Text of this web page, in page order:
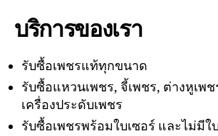
บริการของเรา
รับซื้อเพชรแท้ทุกขนาด
รับซื้อแหวนเพชร, จี้เพชร, ต่างหูเพช
เครื่องประดับเพชร
รับซื้อเพชรพร้อมใบเซอร์ และไม่มีใ